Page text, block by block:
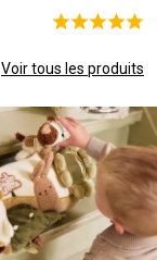
Voir tous les produits